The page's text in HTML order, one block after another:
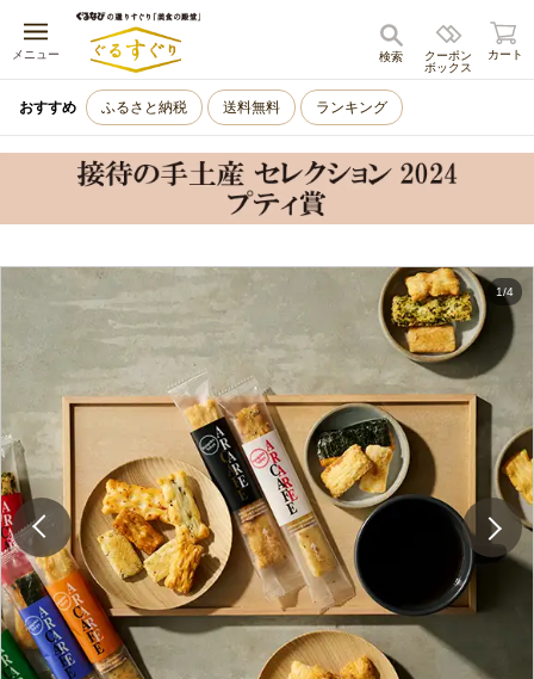
メニュー
キャンセル
クーポン
ボックス
検索 カート
おすすめ ふるさと納税 送料無料 ランキング
1/4